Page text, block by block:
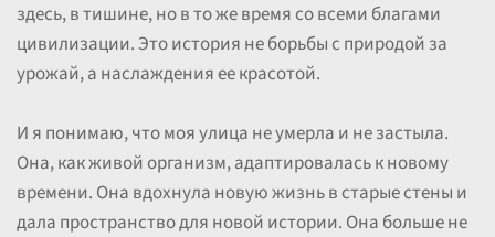
здесь, в тишине, но в то же время со всеми благами
цивилизации. Это история не борьбы с природой за
урожай, а наслаждения ее красотой.
И я понимаю, что моя улица не умерла и не застыла.
Она, как живой организм, адаптировалась к новому
времени. Она вдохнула новую жизнь в старые стены и
дала пространство для новой истории. Она больше не